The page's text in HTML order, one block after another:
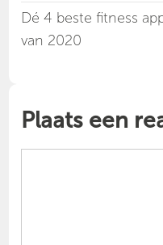
Dé 4 beste fitness
van 2020
Plaats een